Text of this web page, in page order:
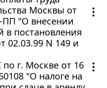
Москвы от
ПП "О внесении
постановления
02.03.99 N 149 и
г. Москве от 16
"О налоге на